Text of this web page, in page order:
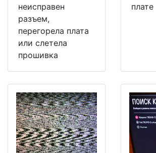
неисправен
разъем,
перегорела плата
или слетела
прошивка
плате